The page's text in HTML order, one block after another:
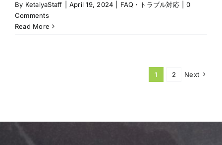
By KetaiyaStaff April 19, 2024 FAQ・トラブル対応
0
Comments
Read More
1 2 Next